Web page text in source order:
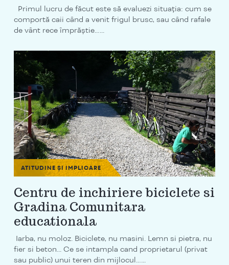
Primul lucru de făcut este să evaluezi situația: cum se
comportă caii când a venit frigul brusc, sau când rafale
de vânt rece împrăștie…...
ATITUDINE ȘI IMPLICARE
Centru de inchiriere biciclete si
Gradina Comunitara
educationala
Iarba, nu moloz. Biciclete, nu masini. Lemn si pietra, nu
fier si beton... Ce se intampla cand proprietarul (privat
sau public) unui teren din mijlocul…...